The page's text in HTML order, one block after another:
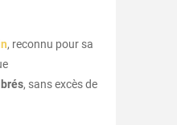
, reconnu pour sa
, sans excès de